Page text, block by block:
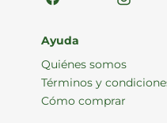
Ayuda
Quiénes somos
Términos y
Cómo comprar